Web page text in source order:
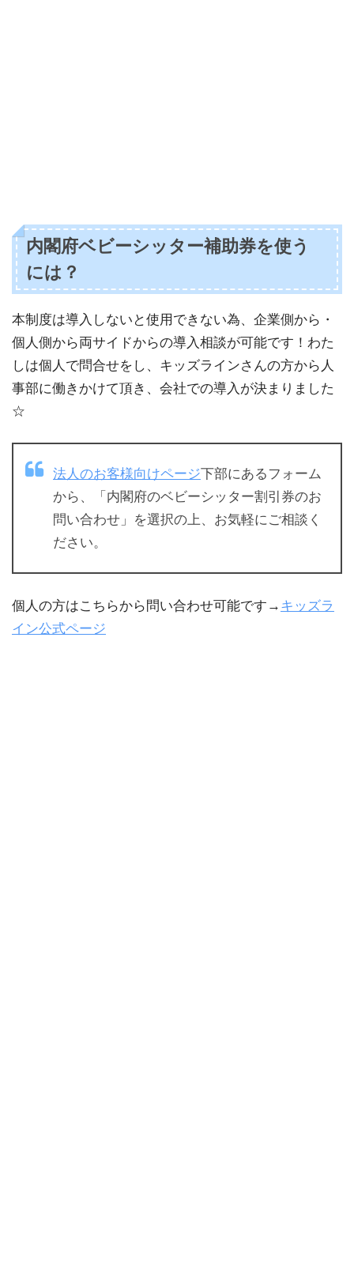
内閣府ベビーシッター補助券を使う
には？
本制度は導入しないと使用できない為、企業側から・
個人側から両サイドからの導入相談が可能です！わた
しは個人で問合せをし、キッズラインさんの方から人
事部に働きかけて頂き、会社での導入が決まりました
☆
法人のお客様向けページ下部にあるフォーム
から、「内閣府のベビーシッター割引券のお
問い合わせ」を選択の上、お気軽にご相談く
ださい。
個人の方はこちらから問い合わせ可能です→ キッズラ
イン公式ページ